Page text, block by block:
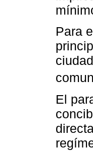
Para
El